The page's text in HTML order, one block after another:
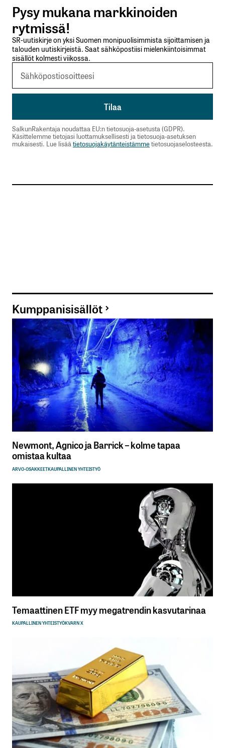
Lähetä kommentti
Pysy mukana markkinoiden
rytmissä!
SR-uutiskirje on yksi Suomen monipuolisimmista sijoittamisen ja
talouden uutiskirjeistä. Saat sähköpostiisi mielenkiintoisimmat
sisällöt kolmesti viikossa.
SalkunRakentaja noudattaa EU:n tietosuoja-asetusta (GDPR).
Käsittelemme tietojasi luottamuksellisesti ja tietosuoja-asetuksen
mukaisesti. Lue lisää tietosuojakäytänteistämmetietosuojaselosteesta.
Kumppanisisällöt
Newmont, Agnico ja Barrick – kolme tapaa
omistaa kultaa
ARVO-OSAKKEETKAUPALLINEN YHTEISTYÖ
Temaattinen ETF myy megatrendin kasvutarinaa
KAUPALLINEN YHTEISTYÖKVARN X